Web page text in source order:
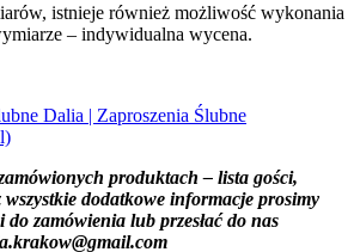
istnieje również możliwość wykonania
– indywidualna wycena.
Dalia | Zaproszenia Ślubne
produktach – lista gości,
dodatkowe informacje prosimy
zamówienia lub przesłać do nas